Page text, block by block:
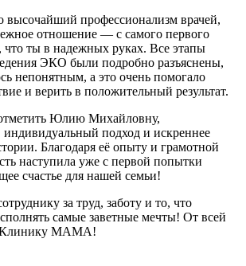
высочайший профессионализм врачей,
отношение — с самого первого
что ты в надежных руках. Все этапы
ЭКО были подробно разъяснены,
непонятным, а это очень помогало
и верить в положительный результат.
Юлию Михайловну,
индивидуальный подход и искреннее
Благодаря её опыту и грамотной
наступила уже с первой попытки
счастье для нашей семьи!
за труд, заботу и то, что
самые заветные мечты! От всей
Клинику МАМА!